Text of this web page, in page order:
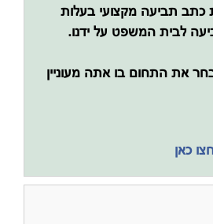
כתב תביעה מקצועי בעלות
לבית המשפט על ידנו.
את התחום בו אתה מעוניין
כאן